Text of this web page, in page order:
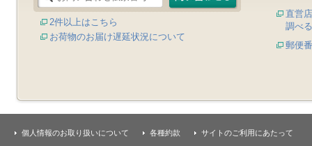
2件以上はこちら
お荷物のお届け遅延状況について
直営
調べる
郵便
個人情報のお取り扱いについて 各種約款 サイトのご利用にあたって